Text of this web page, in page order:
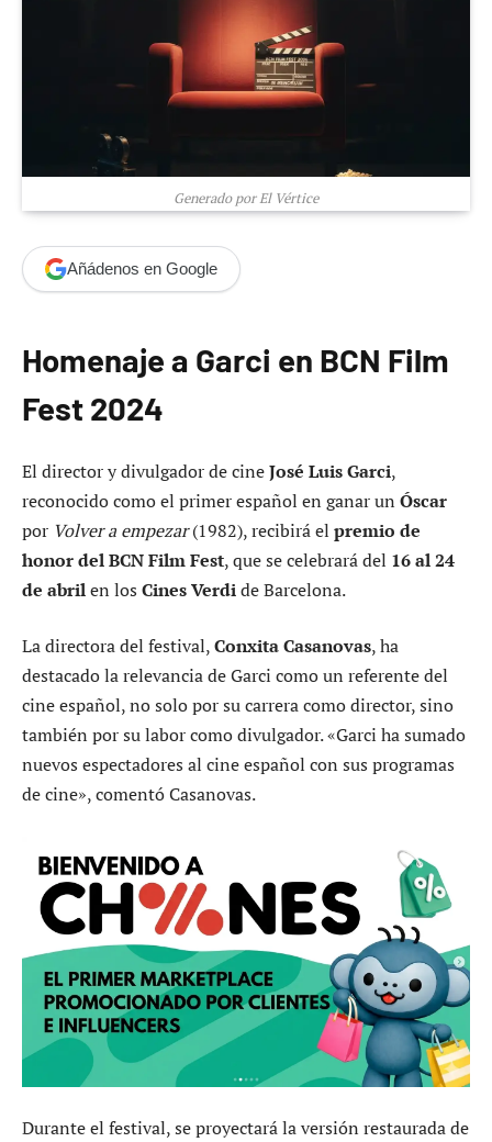
Generado por El Vértice
Añádenos en Google
Homenaje a Garci en BCN Film
Fest 2024
El director y divulgador de cineJosé Luis Garci,
reconocido como el primer español en ganar un Óscar
por Volver a empezar(1982), recibirá el premio de
honor del BCN Film Fest, que se celebrará del 16 al 24
de abrilen los Cines Verdide Barcelona.
La directora del festival,Conxita Casanovas, ha
destacado la relevancia de Garci como un referente del
cine español, no solo por su carrera como director, sino
también por su labor como divulgador. «Garci ha sumado
nuevos espectadores al cine español con sus programas
de cine», comentó Casanovas.
Durante el festival, se proyectará la versión restaurada de